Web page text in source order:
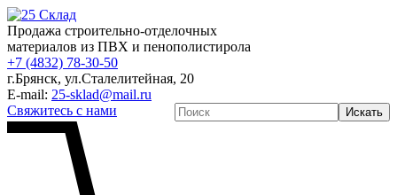
Продажа строительно-отделочных
материалов из ПВХ и пенополистирола
+7 (4832) 78-30-50
г.Брянск, ул.Сталелитейная, 20
E-mail: 25-sklad@mail.ru
Свяжитесь с нами
Искать